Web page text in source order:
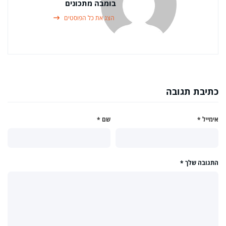
בומבה מתכונים
הצג את כל הפוסטים
כתיבת תגובה
שם * אימייל *
התגובה שלך *